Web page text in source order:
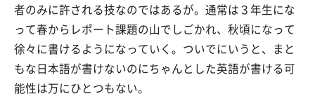
者のみに許される技なのではあるが。通常は３年生にな
って春からレポート課題の山でしごかれ、秋頃になって
徐々に書けるようになっていく。ついでにいうと、まと
もな日本語が書けないのにちゃんとした英語が書ける可
能性は万にひとつもない。